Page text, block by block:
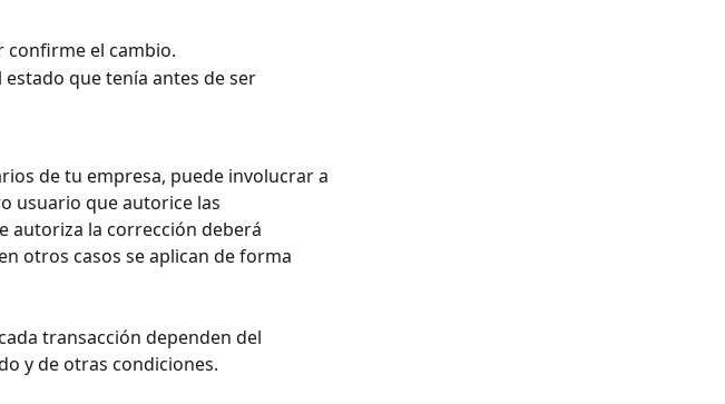
confirme el cambio.
que tenía antes de ser
de tu empresa, puede involucrar a
usuario que autorice las
autoriza la corrección deberá
otros casos se aplican de forma
transacción dependen del
y de otras condiciones.